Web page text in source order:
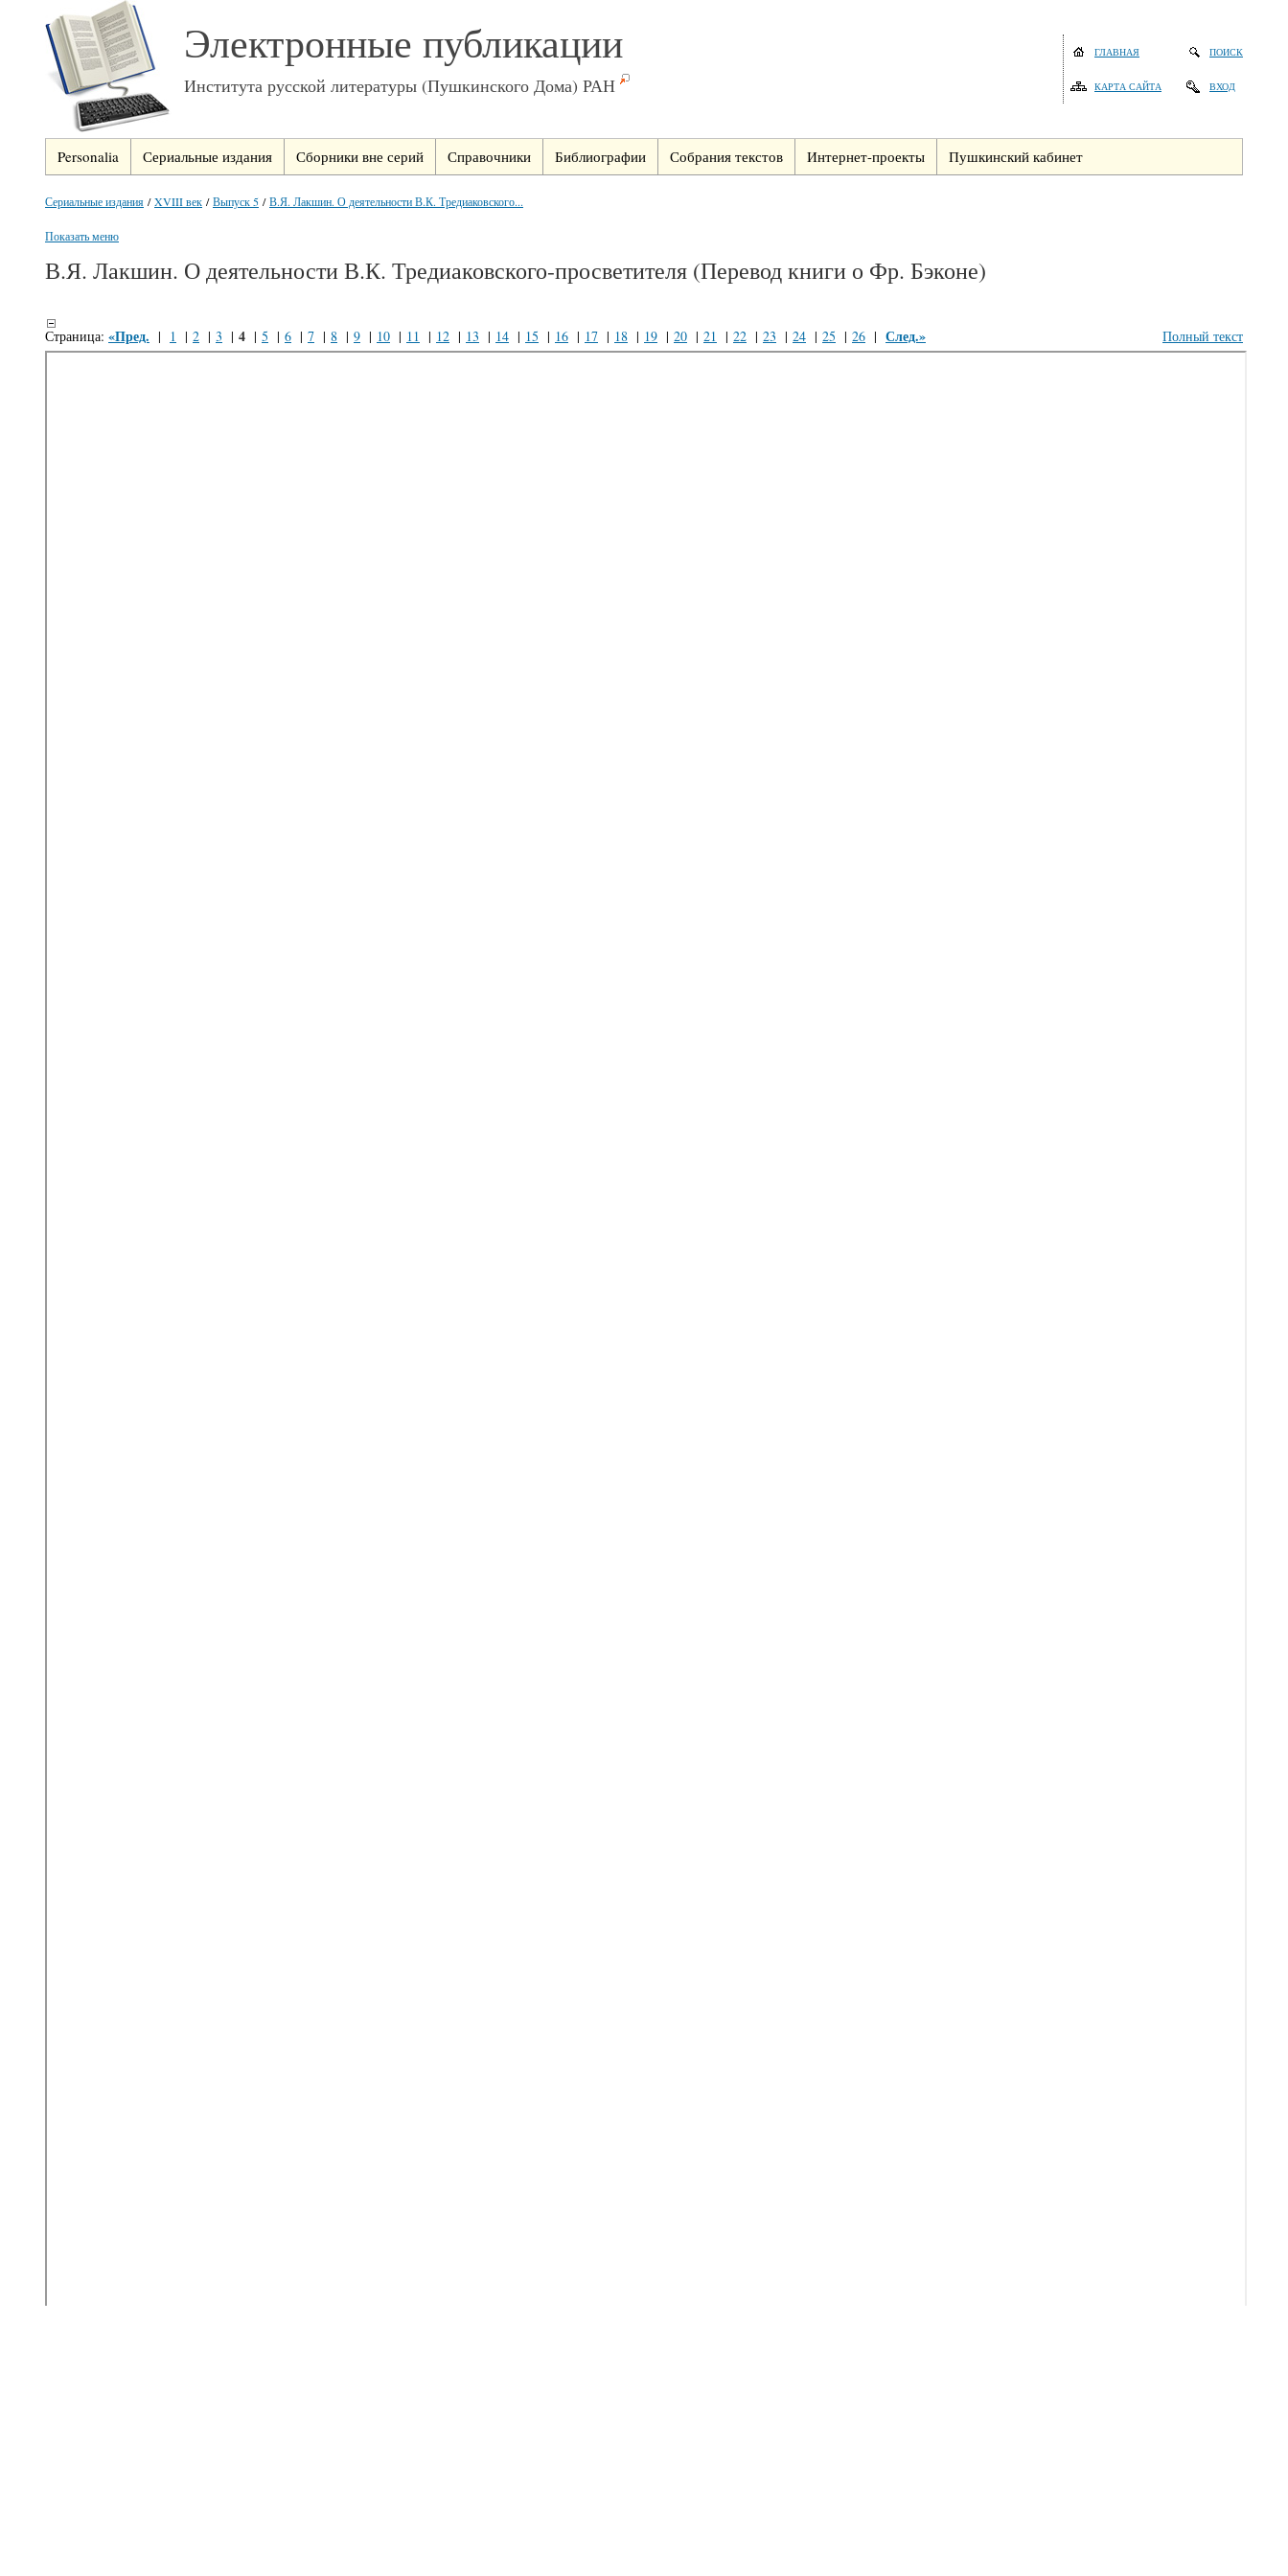
Электронные публикации
Института русской литературы (Пушкинского Дома) РАН
ГЛАВНАЯ
КАРТА САЙТА
ПОИСК
ВХОД
Personalia Сериальные издания Сборники вне серий Справочники Библиографии Собрания текстов Интернет-проекты Пушкинский кабинет
Сериальные издания /XVIII век /Выпуск 5 /В.Я. Лакшин. О деятельности В.К. Тредиаковского...
Показать меню
В.Я. Лакшин. О деятельности В.К. Тредиаковского-просветителя (Перевод книги о Фр. Бэконе)
Страница: «Пред. | 1 | 2 | 3 | 4 | 5 | 6 | 7 | 8 | 9 | 10 | 11 | 12 | 13 | 14 | 15 | 16 | 17 | 18 | 19 | 20 | 21 | 22 | 23 | 24 | 25 | 26 | След.» Полный текст